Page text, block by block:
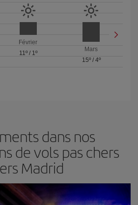
Février
11º/ 1º
Mars
15º/ 4º
dans nos
de vols pas chers
Madrid